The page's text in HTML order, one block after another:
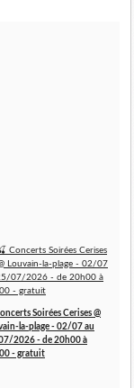
Soirées Cerises @
la-plage - 02/07 au
2026 - de 20h00 à
- gratuit